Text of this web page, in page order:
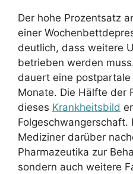
Der hohe Prozentsatz
einer
deutlich, dass weitere
betrieben werden
dauert eine
Monate. Die Hälfte der
dieses Krankheitsbild
Folgeschwangerschaft.
Mediziner darüber
Pharmazeutika zur
sondern auch weitere